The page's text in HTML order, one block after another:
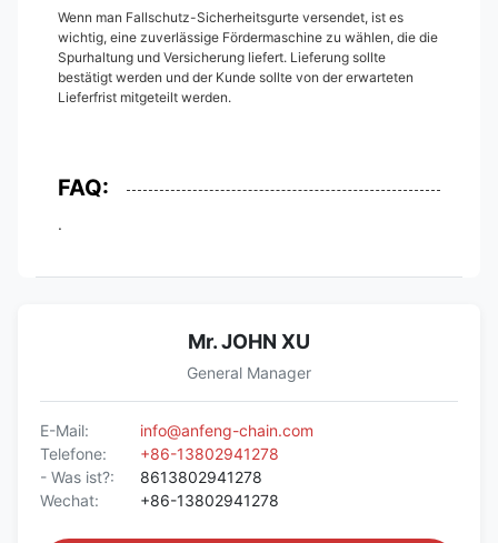
Wenn man Fallschutz-Sicherheitsgurte versendet, ist es
wichtig, eine zuverlässige Fördermaschine zu wählen, die die
Spurhaltung und Versicherung liefert. Lieferung sollte
bestätigt werden und der Kunde sollte von der erwarteten
Lieferfrist mitgeteilt werden.
FAQ:
.
Mr. JOHN XU
General Manager
E-Mail:
info@anfeng-chain.com
Telefone:
+86-13802941278
- Was ist?:
8613802941278
Wechat:
+86-13802941278